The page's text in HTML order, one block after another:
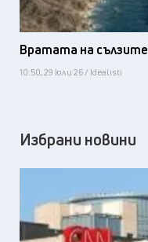
Вратата на сълзите
10:50, 29 юли 26 / Idealisti
Избрани новини